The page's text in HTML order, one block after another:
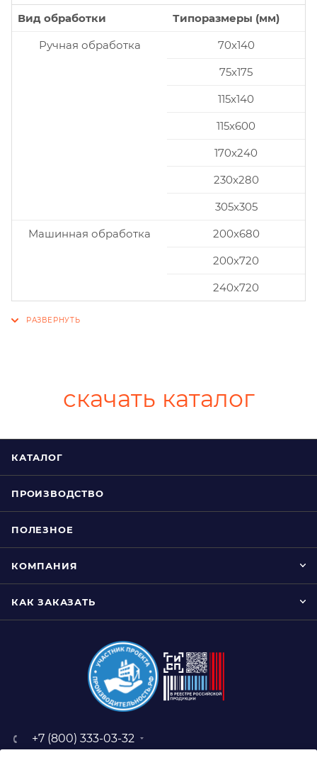
Вид обработки
Типоразмеры (мм)
Ручная обработка
70x140
75x175
115x140
115x600
170x240
230x280
305x305
Машинная обработка
200х680
200х720
240х720
скачать каталог
КАТАЛОГ
ПРОИЗВОДСТВО
ПОЛЕЗНОЕ
КОМПАНИЯ
КАК ЗАКАЗАТЬ
+7 (800) 333-03-32